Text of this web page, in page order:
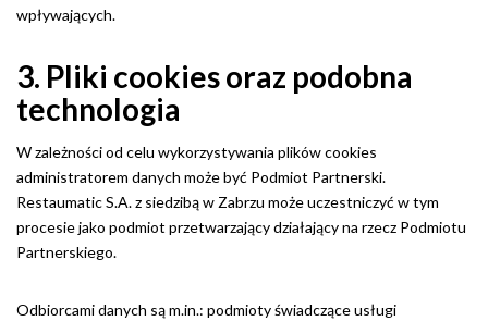
wpływających.
3. Pliki cookies oraz podobna
technologia
W zależności od celu wykorzystywania plików cookies
administratorem danych może być Podmiot Partnerski.
Restaumatic S.A. z siedzibą w Zabrzu może uczestniczyć w tym
procesie jako podmiot przetwarzający działający na rzecz Podmiotu
Partnerskiego.
Odbiorcami danych są m.in.: podmioty świadczące usługi